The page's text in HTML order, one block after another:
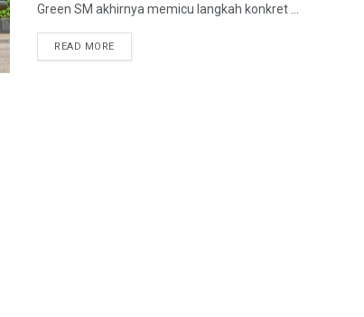
Green SM akhirnya memicu langkah konkret ...
READ MORE